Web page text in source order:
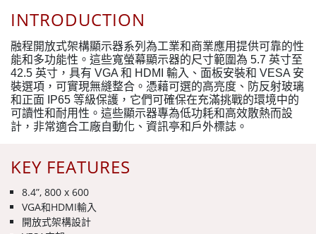
KEY FEATURES
8.4”, 800 x 600
VGA和HDMI輸入
開放式架構設計
INTRODUCTION
融程開放式架構顯示器系列為工業和商業應用提供可靠的性
能和多功能性。這些寬螢幕顯示器的尺寸範圍為 5.7 英寸至
42.5 英寸，具有 VGA 和 HDMI 輸入、面板安裝和 VESA 安
裝選項，可實現無縫整合。憑藉可選的高亮度、防反射玻璃
和正面 IP65 等級保護，它們可確保在充滿挑戰的環境中的
可讀性和耐用性。這些顯示器專為低功耗和高效散熱而設
計，非常適合工廠自動化、資訊亭和戶外標誌。